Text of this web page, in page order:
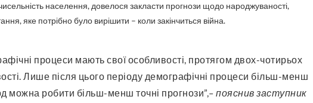
населення, довелося закласти прогнози щодо народжуваності,
яке потрібно було вирішити – коли закінчиться війна.
Лише після цього періоду демографічні процеси більш-менш
можна робити більш-менш точні прогнози”,– пояснив заступник